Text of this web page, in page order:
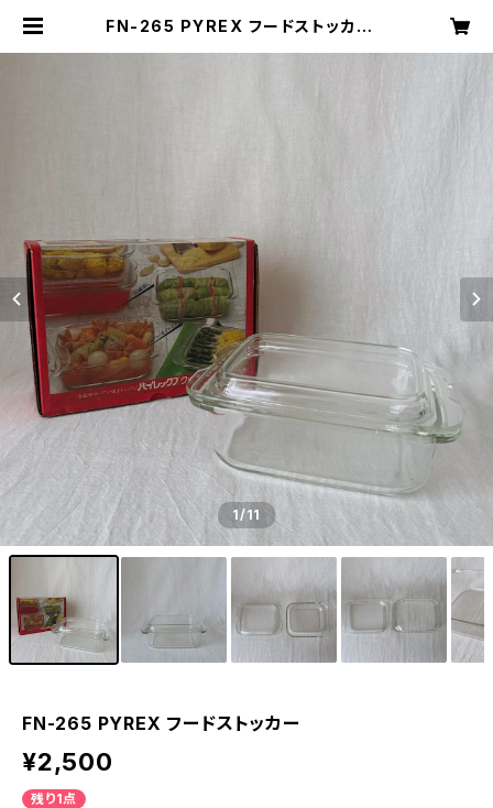
FN-265 PYREX フードストッカー |
1/11
FN-265 PYREX フードストッカー
¥2,500
残り1点